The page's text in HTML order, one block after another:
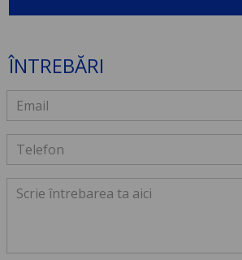
ÎNTREBĂRI